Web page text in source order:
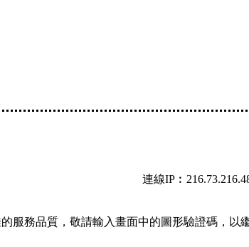
連線
服務品質，敬請輸入畫面中的圖形驗證碼，以